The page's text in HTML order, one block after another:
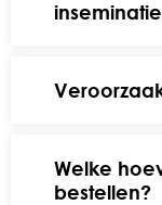
Welke
bestellen?